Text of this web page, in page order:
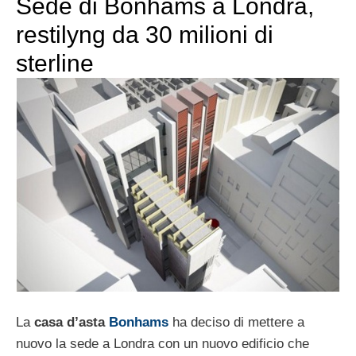
Sede di Bonhams a Londra,
restilyng da 30 milioni di
sterline
La casa d’asta Bonhams ha deciso di mettere a
nuovo la sede a Londra con un nuovo edificio che